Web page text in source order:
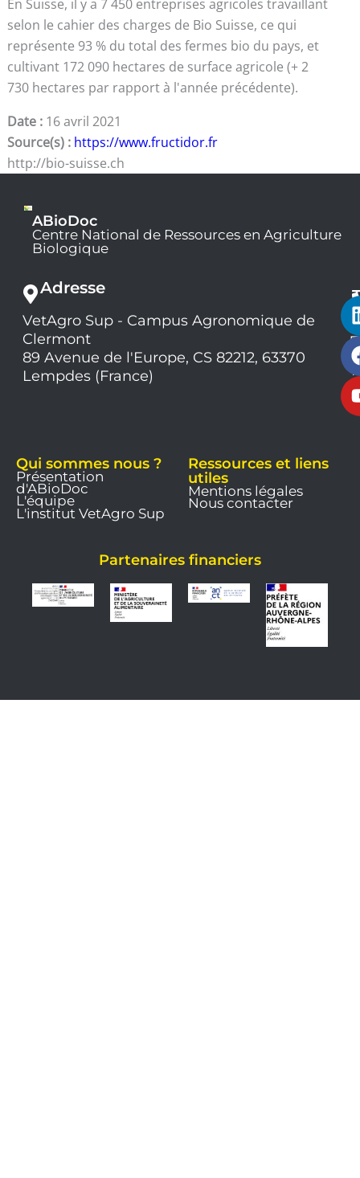
En Suisse, il y a 7 450 entreprises agricoles travaillant
selon le cahier des charges de Bio Suisse, ce qui
représente 93 % du total des fermes bio du pays, et
cultivant 172 090 hectares de surface agricole (+ 2
730 hectares par rapport à l'année précédente).
Date : 16 avril 2021
Source(s) : https://www.fructidor.fr
http://bio-suisse.ch
ABioDoc
Centre National de Ressources en Agriculture
Biologique
Adresse
VetAgro Sup - Campus Agronomique de
Clermont
89 Avenue de l'Europe, CS 82212, 63370
Lempdes (France)
Qui sommes nous ?
Présentation
d'ABioDoc
L'équipe
L'institut VetAgro Sup
Ressources et liens
utiles
Mentions légales
Nous contacter
Partenaires financiers